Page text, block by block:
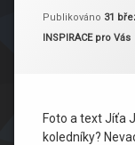
Publikováno 31
Kategorie:
INSPIRACE pro Vás
Foto a text Jíťa
koledníky?